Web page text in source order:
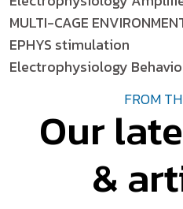
MULTI-CAGE
EPHYS stimulation
Electrophysiology
FROM
Our
&